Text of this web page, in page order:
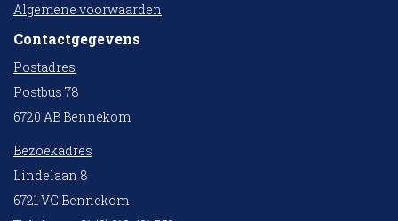
Algemene voorwaarden
Contactgegevens
Postadres
Postbus 78
6720 AB Bennekom
Bezoekadres
Lindelaan 8
6721 VC Bennekom